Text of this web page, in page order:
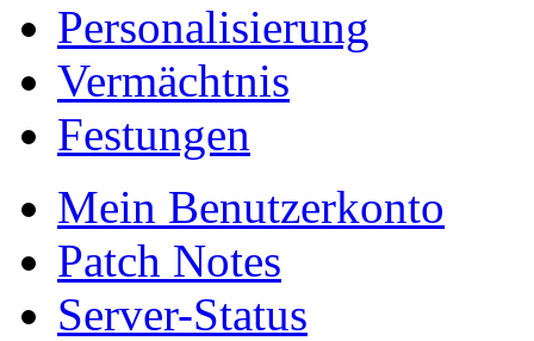
Personalisierung
Vermächtnis
Festungen
Mein Benutzerkonto
Patch Notes
Server-Status